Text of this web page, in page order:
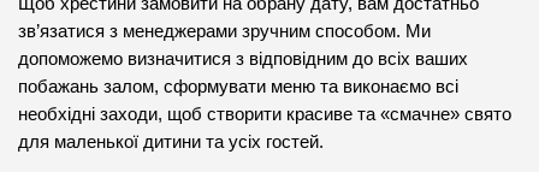
Щоб хрестини замовити на обрану дату, вам достатньо
зв’язатися з менеджерами зручним способом. Ми
допоможемо визначитися з відповідним до всіх ваших
побажань залом, сформувати меню та виконаємо всі
необхідні заходи, щоб створити красиве та «смачне» свято
для маленької дитини та усіх гостей.